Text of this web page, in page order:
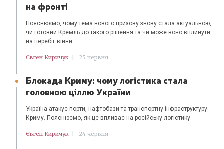
на фронті
Пояснюємо, чому тема нового призову знову стала актуальною,
чи готовий Кремль до такого рішення та чи може воно вплинути
на перебіг війни.
Євген Киричук | 25 червня
Блокада Криму: чому логістика стала
головною ціллю України
Україна атакує порти, нафтобази та транспортну інфраструктуру
Криму. Пояснюємо, як це впливає на російську логістику.
Євген Киричук | 24 червня